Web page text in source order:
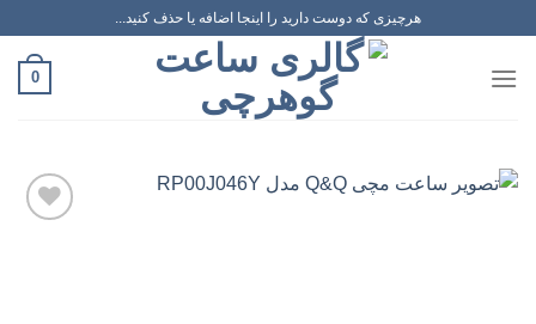
محتوا
هرچیزی که دوست دارید را اینجا اضافه یا حذف کنید...
0